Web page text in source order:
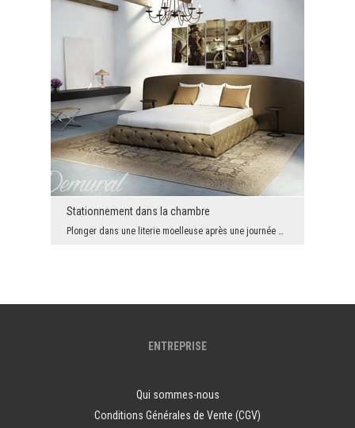
Stationnement dans la chambre
ENTREPRISE
Qui sommes-nous
Conditions Générales de Vente (CGV)